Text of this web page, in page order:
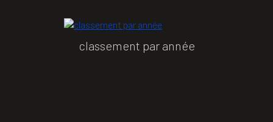
classement par année